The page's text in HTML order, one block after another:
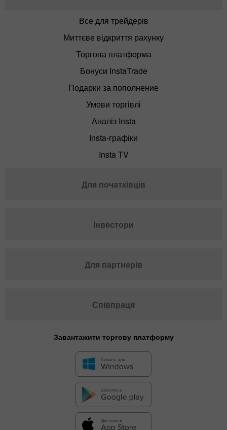
Все для трейдерів
Миттєве відкриття рахунку
Торгова платформа
Бонуси InstaTrade
Подарки за пополнение
Умови торгівлі
Аналіз Insta
Insta-графіки
Insta TV
Для початківців
Інвестори
Для партнерів
Співпраця
Завантажити торгову платформу